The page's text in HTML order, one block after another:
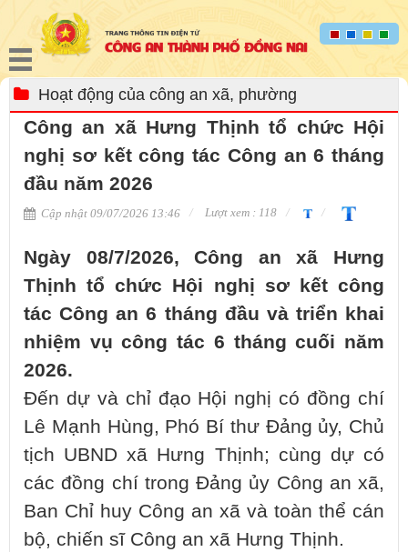
Hoạt động của công an xã, phường
Công an xã Hưng Thịnh tổ chức Hội
nghị sơ kết công tác Công an 6 tháng
đầu năm 2026
Cập nhật 09/07/2026 13:46 Lượt xem : 118
Ngày 08/7/2026, Công an xã Hưng
Thịnh tổ chức Hội nghị sơ kết công
tác Công an 6 tháng đầu và triển khai
nhiệm vụ công tác 6 tháng cuối năm
2026.
Đến dự và chỉ đạo Hội nghị có đồng chí
Lê Mạnh Hùng, Phó Bí thư Đảng ủy, Chủ
tịch UBND xã Hưng Thịnh; cùng dự có
các đồng chí trong Đảng ủy Công an xã,
Ban Chỉ huy Công an xã và toàn thể cán
bộ, chiến sĩ Công an xã Hưng Thịnh.